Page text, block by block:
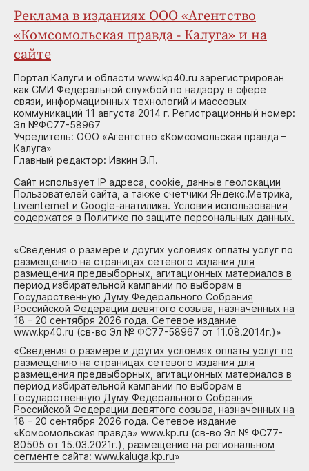
Реклама в изданиях ООО «Агентство
«Комсомольская правда - Калуга» и на
сайте
Портал Калуги и области www.kp40.ru зарегистрирован
как СМИ Федеральной службой по надзору в сфере
связи, информационных технологий и массовых
коммуникаций 11 августа 2014 г. Регистрационный номер:
Эл №ФС77-58967
Учредитель: ООО «Агентство «Комсомольская правда –
Калуга»
Главный редактор: Ивкин В.П.
Сайт использует IP адреса, cookie, данные геолокации
Пользователей сайта, а также счетчики Яндекс.Метрика,
Liveinternet и Google-анатилика. Условия использования
содержатся в Политике по защите персональных данных.
«Сведения о размере и других условиях оплаты услуг по
размещению на страницах сетевого издания для
размещения предвыборных, агитационных материалов в
период избирательной кампании по выборам в
Государственную Думу Федерального Собрания
Российской Федерации девятого созыва, назначенных на
18 – 20 сентября 2026 года. Сетевое издание
www.kp40.ru (св-во Эл № ФС77-58967 от 11.08.2014г.)»
«Сведения о размере и других условиях оплаты услуг по
размещению на страницах сетевого издания для
размещения предвыборных, агитационных материалов в
период избирательной кампании по выборам в
Государственную Думу Федерального Собрания
Российской Федерации девятого созыва, назначенных на
18 – 20 сентября 2026 года. Сетевое издание
«Комсомольская правда» www.kp.ru (св-во Эл № ФС77-
80505 от 15.03.2021г.), размещение на региональном
сегменте сайта: www.kaluga.kp.ru»